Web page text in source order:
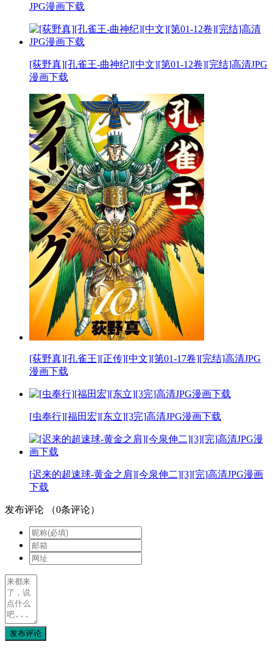
JPG漫画下载
[荻野真][孔雀王-曲神纪][中文][第01-12卷][完结]高清JPG
漫画下载
[荻野真][孔雀王][正传][中文][第01-17卷][完结]高清JPG
漫画下载
[虫奉行][福田宏][东立][3完]高清JPG漫画下载
[迟来的超速球-黄金之肩][今泉伸二][3][完]高清JPG漫画
下载
发布评论 （0条评论）
发布评论